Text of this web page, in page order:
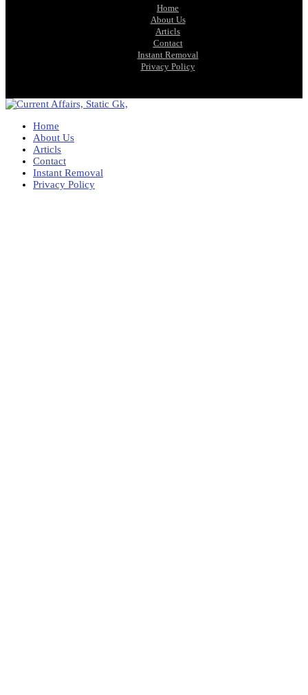
Home
About Us
Articls
Contact
Instant Removal
Privacy Policy
Home
About Us
Articls
Contact
Instant Removal
Privacy Policy